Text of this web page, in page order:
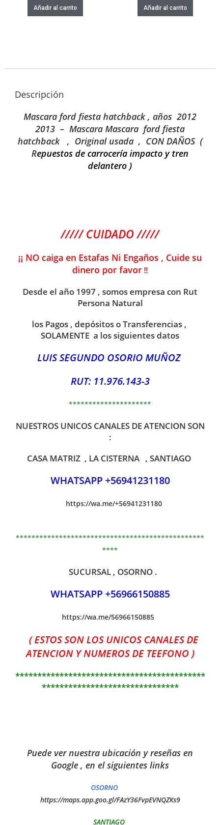
Añadir al carrito Añadir al carrito
Descripción
Mascara ford fiesta hatchback , años 2012
2013 – Mascara Mascara ford fiesta
hatchback
, Original usada , CON DAÑOS (
Repuestos de carrocería impacto y tren
delantero )
///// CUIDADO /////
¡¡ NO caiga en Estafas Ni Engaños , Cuide su
dinero por favor !!
Desde el año 1997 , somos empresa con Rut
Persona Natural
los Pagos , depósitos o Transferencias ,
SOLAMENTE a los siguientes datos
LUIS SEGUNDO OSORIO MUÑOZ
RUT: 11.976.143-3
*********************
NUESTROS UNICOS CANALES DE ATENCION SON
:
CASA MATRIZ , LA CISTERNA , SANTIAGO
WHATSAPP +56941231180
https://wa.me/+56941231180
************************************************
****
SUCURSAL , OSORNO .
WHATSAPP +56966150885
https://wa.me/56966150885
( ESTOS SON LOS UNICOS CANALES DE
ATENCION Y NUMEROS DE TEEFONO )
*******************************************
*******************************
Puede ver nuestra ubicación y reseñas en
Google , en el siguientes links
OSORNO
https://maps.app.goo.gl/FAzY36FvpEVNQZKs9
SANTIAGO